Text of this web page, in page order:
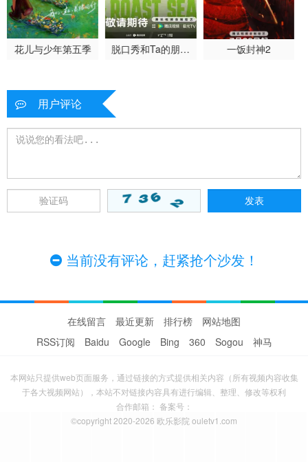
花儿与少年第五季
脱口秀和Ta的朋友
一饭封神2
用户评论
当前没有评论，赶紧抢个沙发！
在线留言 最近更新 排行榜
网站地图
RSS订阅
Baidu Google Bing 360 Sogou 神马
本网站只提供web页面服务，通过链接的方式提供相关内容（所有视频内容收集
于各大视频网站），本站不对链接内容具有进行编辑、整理、修改等权利
合作邮箱： 备案号：
©copyright 2020-2026 欧乐影院 ouletv1.com